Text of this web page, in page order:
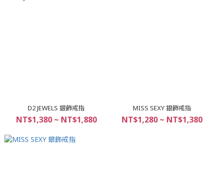
D2 JEWELS 銀飾戒指
NT$1,380 ~ NT$1,880
MISS SEXY 銀飾戒指
NT$1,280 ~ NT$1,380